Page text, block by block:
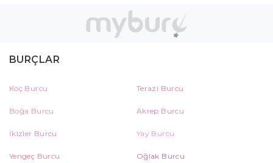
BURÇLAR
Koç Burcu Terazi Burcu
Boğa Burcu Akrep Burcu
İkizler Burcu Yay Burcu
Yengeç Burcu Oğlak Burcu